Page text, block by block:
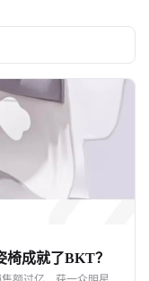
成就了BKT？